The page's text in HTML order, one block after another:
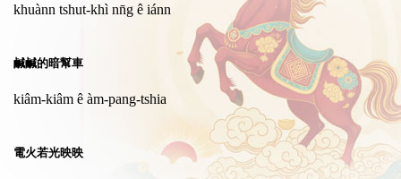
khuànn tshut-khì nn̄g ê iánn
鹹鹹的暗幫車
kiâm-kiâm ê àm-pang-tshia
電火若光映映